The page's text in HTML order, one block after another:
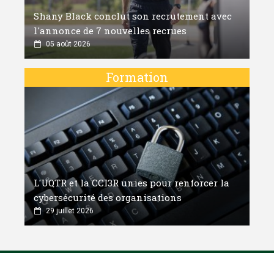
Shany Black conclut son recrutement avec
l'annonce de 7 nouvelles recrues
05 août 2026
Formation
L'UQTR et la CCI3R unies pour renforcer la
cybersécurité des organisations
29 juillet 2026